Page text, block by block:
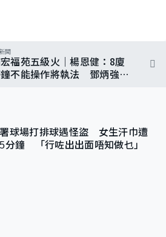
聞
福苑五級火｜楊恩健：8廈
不能操作將執法 鄧炳強：
球場打排球遇怪盜 女生汗巾遭
分鐘 「行咗出出面唔知做乜」